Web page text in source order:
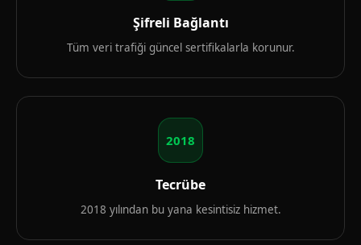
Şifreli Bağlantı
Tüm veri trafiği güncel sertifikalarla korunur.
2018
Tecrübe
2018 yılından bu yana kesintisiz hizmet.